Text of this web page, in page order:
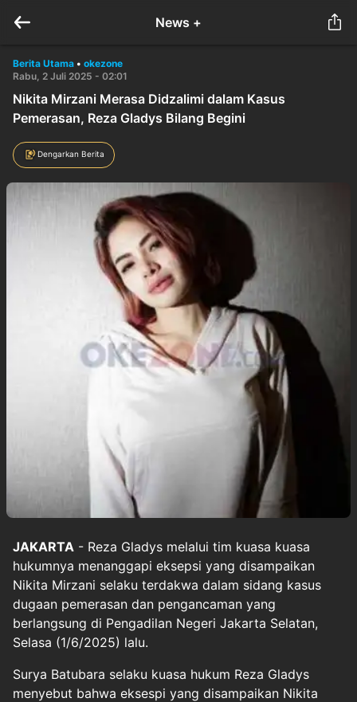
News +
Berita Utama • okezone
Rabu, 2 Juli 2025 - 02:01
Nikita Mirzani Merasa Didzalimi dalam Kasus
Pemerasan, Reza Gladys Bilang Begini
Dengarkan Berita
JAKARTA - Reza Gladys melalui tim kuasa kuasa
hukumnya menanggapi eksepsi yang disampaikan
Nikita Mirzani selaku terdakwa dalam sidang kasus
dugaan pemerasan dan pengancaman yang
berlangsung di Pengadilan Negeri Jakarta Selatan,
Selasa (1/6/2025) lalu.
Surya Batubara selaku kuasa hukum Reza Gladys
menyebut bahwa eksespi yang disampaikan Nikita